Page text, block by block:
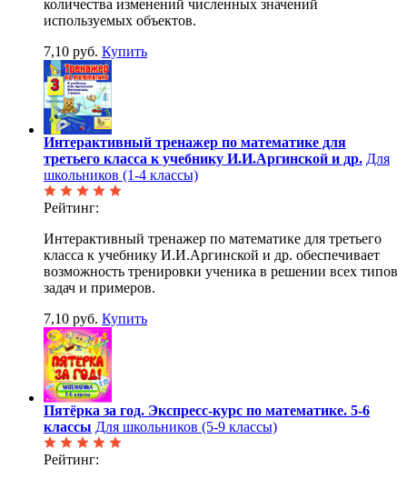
количества изменений численных значений
используемых объектов.
7,10 руб. Купить
Интерактивный тренажер по математике для
третьего класса к учебнику И.И.Аргинской и др. Для
школьников (1-4 классы)
Рейтинг:
Интерактивный тренажер по математике для третьего
класса к учебнику И.И.Аргинской и др. обеспечивает
возможность тренировки ученика в решении всех типов
задач и примеров.
7,10 руб. Купить
Пятёрка за год. Экспресс-курс по математике. 5-6
классы Для школьников (5-9 классы)
Рейтинг: